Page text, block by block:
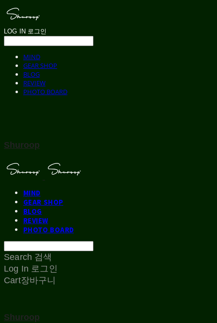
LOG IN 로그인
MIND
GEAR SHOP
BLOG
REVIEW
PHOTO BOARD
Shuroop
MIND
GEAR SHOP
BLOG
REVIEW
PHOTO BOARD
Search 검색
Log In 로그인
Cart장바구니
Shuroop